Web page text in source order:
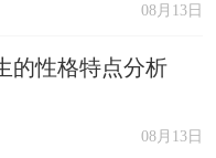
08月13日
的性格特点分析
08月13日